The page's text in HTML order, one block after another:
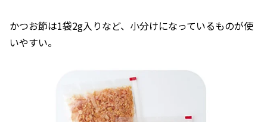
かつお節は1袋2g入りなど、小分けになっているものが使
いやすい。